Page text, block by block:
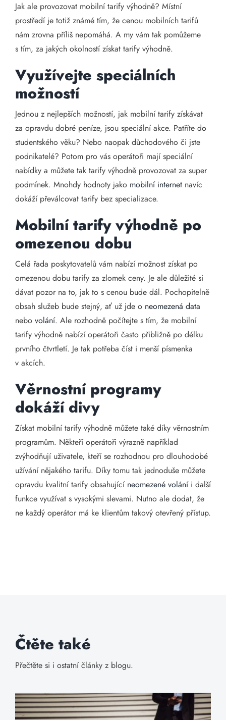
Jak ale provozovat mobilní tarify výhodně? Místní
prostředí je totiž známé tím, že cenou mobilních tarifů
nám zrovna příliš nepomáhá. A my vám tak pomůžeme
s tím, za jakých okolností získat tarify výhodně.
Využívejte speciálních
možností
Jednou z nejlepších možností, jak mobilní tarify získávat
za opravdu dobré peníze, jsou speciální akce. Patříte do
studentského věku? Nebo naopak důchodového či jste
podnikatelé? Potom pro vás operátoři mají speciální
nabídky a můžete tak tarify výhodně provozovat za super
podmínek. Mnohdy hodnoty jako mobilní internet navíc
dokáží převálcovat tarify bez specializace.
Mobilní tarify výhodně po
omezenou dobu
Celá řada poskytovatelů vám nabízí možnost získat po
omezenou dobu tarify za zlomek ceny. Je ale důležité si
dávat pozor na to, jak to s cenou bude dál. Pochopitelně
obsah služeb bude stejný, ať už jde o neomezená data
nebo volání. Ale rozhodně počítejte s tím, že mobilní
tarify výhodně nabízí operátoři často přibližně po délku
prvního čtvrtletí. Je tak potřeba číst i menší písmenka
v akcích.
Věrnostní programy
dokáží divy
Získat mobilní tarify výhodně můžete také díky věrnostním
programům. Někteří operátoři výrazně například
zvýhodňují uživatele, kteří se rozhodnou pro dlouhodobé
užívání nějakého tarifu. Díky tomu tak jednoduše můžete
opravdu kvalitní tarify obsahující neomezené voláníi další
funkce využívat s vysokými slevami. Nutno ale dodat, že
ne každý operátor má ke klientům takový otevřený přístup.
Čtěte také
Přečtěte si i ostatní články z blogu.